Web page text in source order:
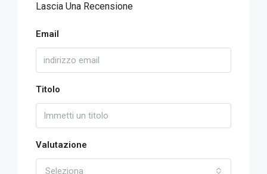
Lascia Una Recensione
Email
Titolo
Valutazione
Seleziona